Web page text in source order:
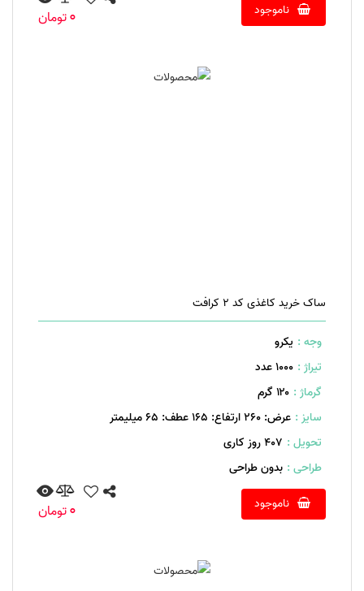
ناموجود
0تومان
ساک خرید کاغذی کد 2 کرافت
وجه : یکرو
تیراژ : 1000 عدد
گرماژ : ۱۲۰ گرم
سایز : عرض: 260 ارتفاع: 165 عطف: 65 میلیمتر
تحویل : 407 روز کاری
طراحی : بدون طراحی
ناموجود
0تومان